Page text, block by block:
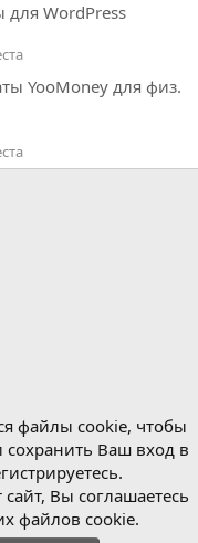
WordPress
YooMoney для физ.
файлы cookie, чтобы
сохранить Ваш вход в
Вы соглашаетесь
файлов cookie.